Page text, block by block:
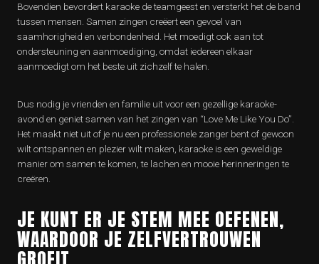
Bovendien bevordert karaoke de teamgeest en versterkt het de band
tussen mensen. Samen zingen creëert een gevoel van
saamhorigheid en verbondenheid. Het moedigt ook aan tot
ondersteuning en aanmoediging, omdat iedereen elkaar
aanmoedigt om het beste uit zichzelf te halen.
Dus nodig je vrienden en familie uit voor een gezellige karaoke-
avond en geniet samen van het zingen van “Love Me Like You Do”.
Het maakt niet uit of je nu een professionele zanger bent of gewoon
wilt ontspannen en plezier wilt maken, karaoke is een geweldige
manier om samen te komen, te lachen en mooie herinneringen te
creëren.
JE KUNT ER JE STEM MEE OEFENEN,
WAARDOOR JE ZELFVERTROUWEN